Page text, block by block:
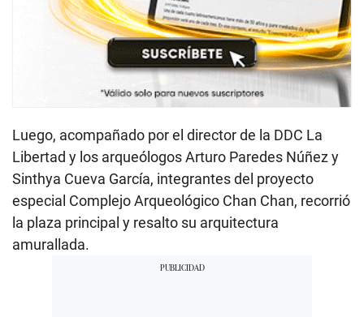
Luego, acompañado por el director de la DDC La
Libertad y los arqueólogos Arturo Paredes Núñez y
Sinthya Cueva García, integrantes del proyecto
especial Complejo Arqueológico Chan Chan, recorrió
la plaza principal y resalto su arquitectura
amurallada.